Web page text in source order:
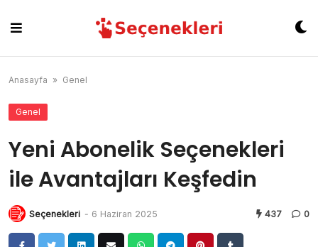
content
Anasayfa » Genel
Genel
Yeni Abonelik Seçenekleri
ile Avantajları Keşfedin
Seçenekleri - 6 Haziran 2025 437 0